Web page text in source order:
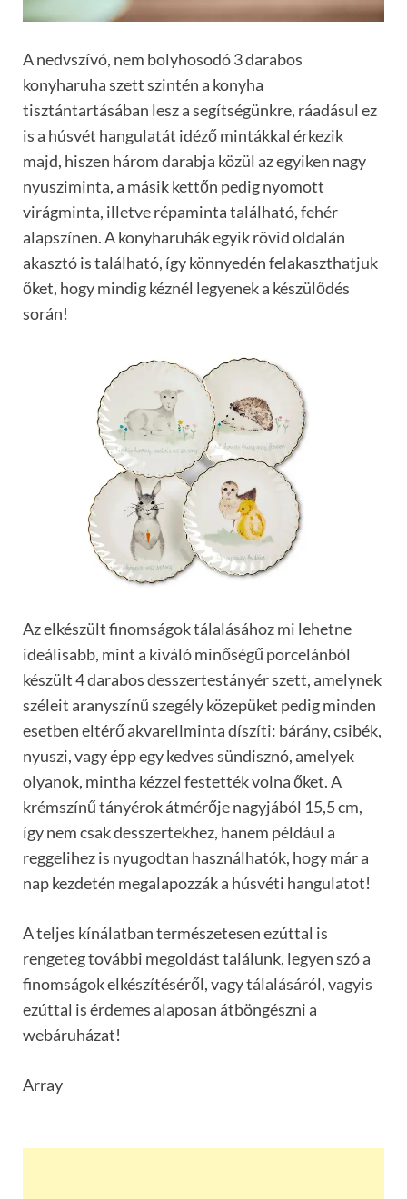
A nedvszívó, nem bolyhosodó 3 darabos
konyharuha szett szintén a konyha
tisztántartásában lesz a segítségünkre, ráadásul ez
is a húsvét hangulatát idéző mintákkal érkezik
majd, hiszen három darabja közül az egyiken nagy
nyusziminta, a másik kettőn pedig nyomott
virágminta, illetve répaminta található, fehér
alapszínen. A konyharuhák egyik rövid oldalán
akasztó is található, így könnyedén felakaszthatjuk
őket, hogy mindig kéznél legyenek a készülődés
során!
Az elkészült finomságok tálalásához mi lehetne
ideálisabb, mint a kiváló minőségű porcelánból
készült 4 darabos desszertestányér szett, amelynek
széleit aranyszínű szegély közepüket pedig minden
esetben eltérő akvarellminta díszíti: bárány, csibék,
nyuszi, vagy épp egy kedves sündisznó, amelyek
olyanok, mintha kézzel festették volna őket. A
krémszínű tányérok átmérője nagyjából 15,5 cm,
így nem csak desszertekhez, hanem például a
reggelihez is nyugodtan használhatók, hogy már a
nap kezdetén megalapozzák a húsvéti hangulatot!
A teljes kínálatban természetesen ezúttal is
rengeteg további megoldást találunk, legyen szó a
finomságok elkészítéséről, vagy tálalásáról, vagyis
ezúttal is érdemes alaposan átböngészni a
webáruházat!
Array